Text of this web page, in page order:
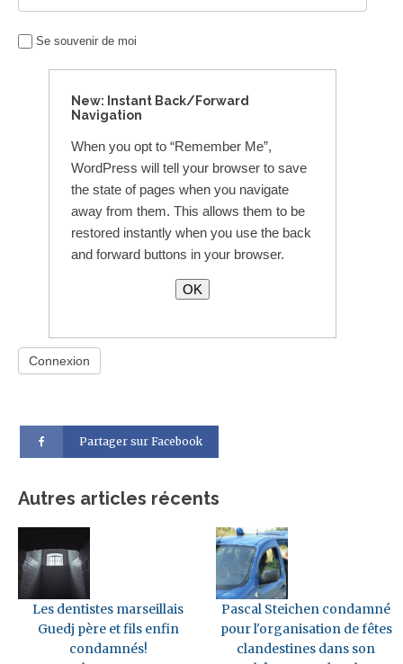
Se souvenir de moi
New: Instant Back/Forward
Navigation
When you opt to “Remember Me”,
WordPress will tell your browser to save
the state of pages when you navigate
away from them. This allows them to be
restored instantly when you use the back
and forward buttons in your browser.
OK
Partager sur Facebook
Autres articles récents
Les dentistes marseillais
Guedj père et fils enfin
condamnés!
Pascal Steichen condamné
pour l'organisation de fêtes
clandestines dans son